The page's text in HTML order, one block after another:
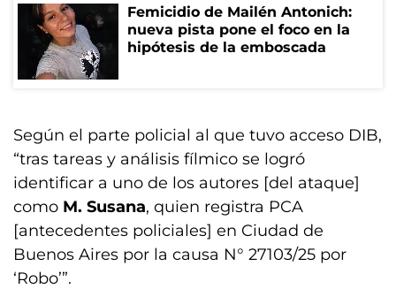
Femicidio de Mailén Antonich:
nueva pista pone el foco en la
hipótesis de la emboscada
Según el parte policial al que tuvo acceso DIB,
“tras tareas y análisis fílmico se logró
identificar a uno de los autores [del ataque]
como M. Susana, quien registra PCA
[antecedentes policiales] en Ciudad de
Buenos Aires por la causa N° 27103/25 por
‘Robo’”.